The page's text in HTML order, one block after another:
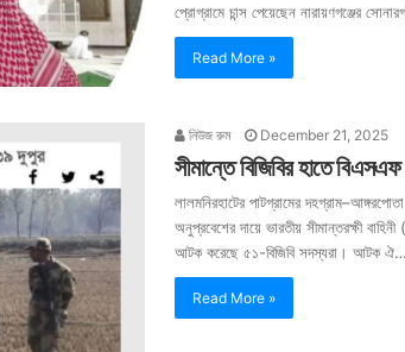
প্রোগ্রামে চান্স পেয়েছেন নারায়ণগঞ্জের
Read More »
নিউজ রুম December 21, 2025
সীমান্তে বিজিবির হাতে
লালমনিরহাটের পাটগ্রামের
অনুপ্রবেশের দায়ে ভারতীয় সীমান্তরক্ষী
আটক করেছে ৫১-বিজিবি সদস্যরা। আটক ঐ…
Read More »